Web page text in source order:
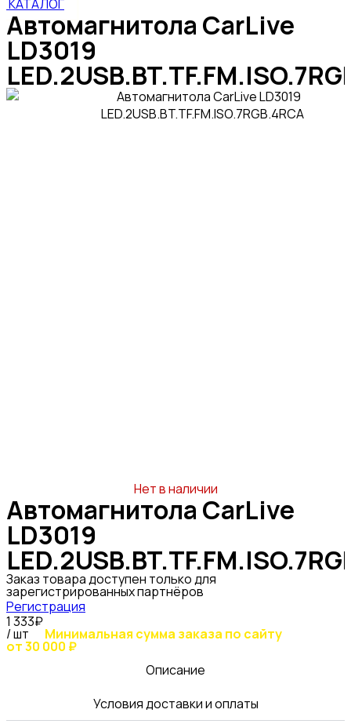
КАТАЛОГ
Автомагнитола CarLive
LD3019
Нет в наличии
Автомагнитола CarLive
LD3019
Заказ товара доступен только для
зарегистрированных партнёров
Регистрация
1 333₽
/ шт Минимальная сумма заказа по сайту
от 30 000 ₽
Описание
Условия доставки и оплаты